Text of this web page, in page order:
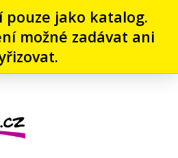
pouze jako katalog.
možné zadávat ani